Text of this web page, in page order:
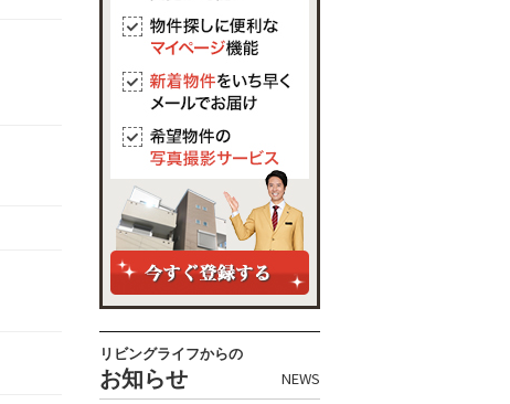
リビングライフからの
お知らせ NEWS